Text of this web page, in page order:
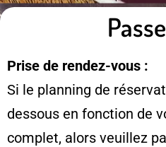
Prise de rendez-vous :
Si le planning de
dessous en fonction de
complet, alors veuillez